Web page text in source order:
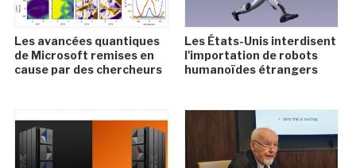
Les avancées quantiques
de Microsoft remises en
cause par des chercheurs
Les États-Unis interdisent
l'importation de robots
humanoïdes étrangers